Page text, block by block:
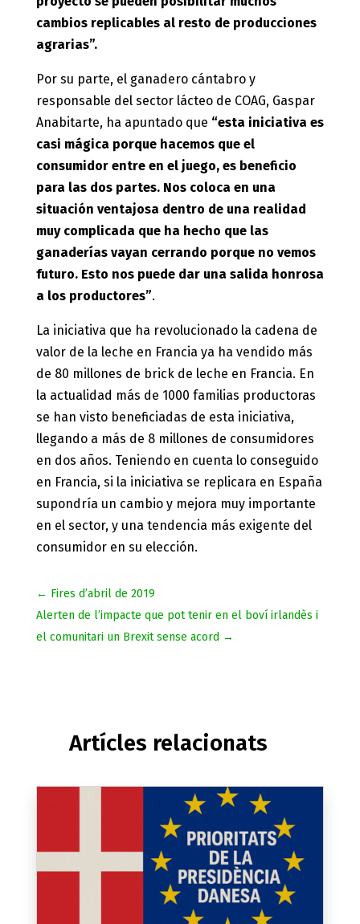
cambios replicables al resto de producciones
agrarias”.
Por su parte, el ganadero cántabro y
responsable del sector lácteo de COAG, Gaspar
Anabitarte, ha apuntado que “esta iniciativa es
casi mágica porque hacemos que el
consumidor entre en el juego, es beneficio
para las dos partes. Nos coloca en una
situación ventajosa dentro de una realidad
muy complicada que ha hecho que las
ganaderías vayan cerrando porque no vemos
futuro. Esto nos puede dar una salida honrosa
a los productores”.
La iniciativa que ha revolucionado la cadena de
valor de la leche en Francia ya ha vendido más
de 80 millones de brick de leche en Francia. En
la actualidad más de 1000 familias productoras
se han visto beneficiadas de esta iniciativa,
llegando a más de 8 millones de consumidores
en dos años. Teniendo en cuenta lo conseguido
en Francia, si la iniciativa se replicara en España
supondría un cambio y mejora muy importante
en el sector, y una tendencia más exigente del
consumidor en su elección.
← Fires d’abril de 2019
Alerten de l’impacte que pot tenir en el boví irlandès i
el comunitari un Brexit sense acord →
Artícles relacionats